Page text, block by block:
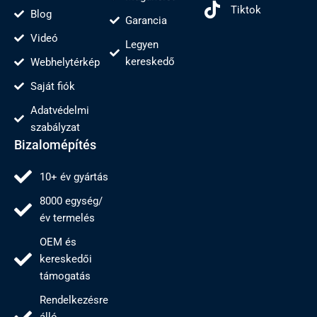
Blog
Videó
Webhelytérkép
Saját fiók
Adatvédelmi
szabályzat
Garancia
Legyen
kereskedő
Tiktok
Bizalomépítés
10+ év gyártás
8000 egység/
év termelés
OEM és
kereskedői
támogatás
Rendelkezésre